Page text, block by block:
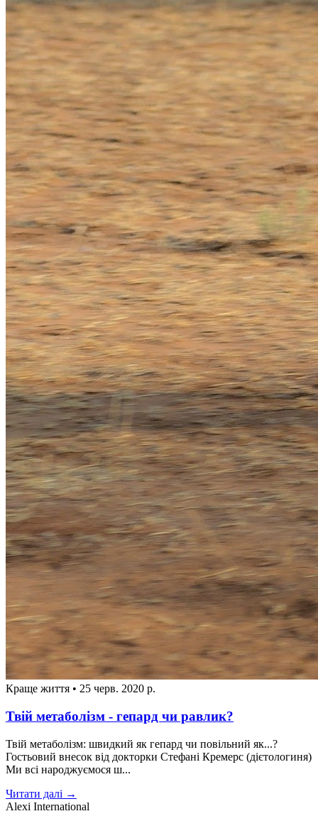
Краще життя • 25 черв. 2020 р.
Твій метаболізм - гепард чи равлик?
Твій метаболізм: швидкий як гепард чи повільний як...?
Гостьовий внесок від докторки Стефані Кремерс (дієтологиня)
Ми всі народжуємося ш...
Читати далі →
Alexi International